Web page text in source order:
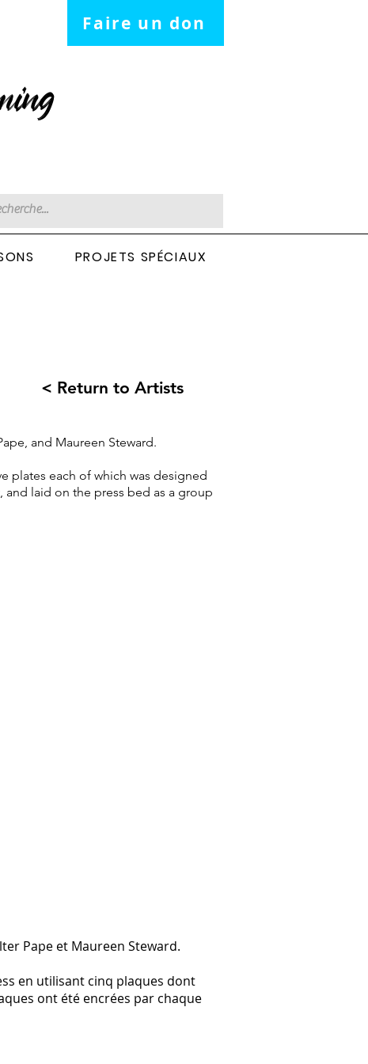
Faire un don
PROJETS SPÉCIAUX
< Return to Artists
and Maureen Steward.
plates each of which was designed
laid on the press bed as a group
Pape et Maureen Steward.
en utilisant cinq plaques dont
ont été encrées par chaque